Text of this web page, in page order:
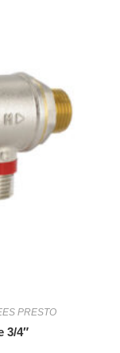
PRESTO
3/4″